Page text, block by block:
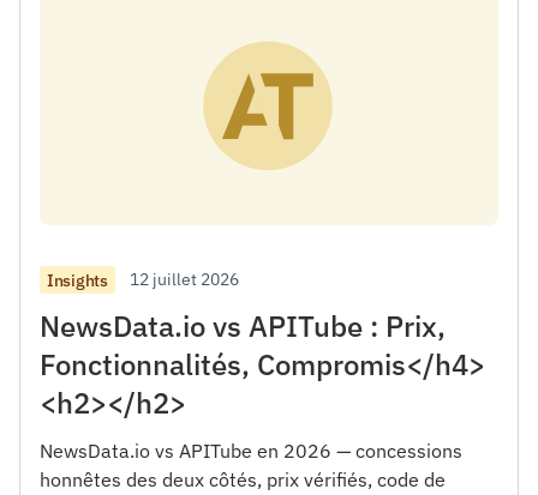
Insights 12 juillet 2026
NewsData.io vs APITube : Prix,
Fonctionnalités, Compromis</h4>
<h2></h2>
NewsData.io vs APITube en 2026 — concessions
honnêtes des deux côtés, prix vérifiés, code de